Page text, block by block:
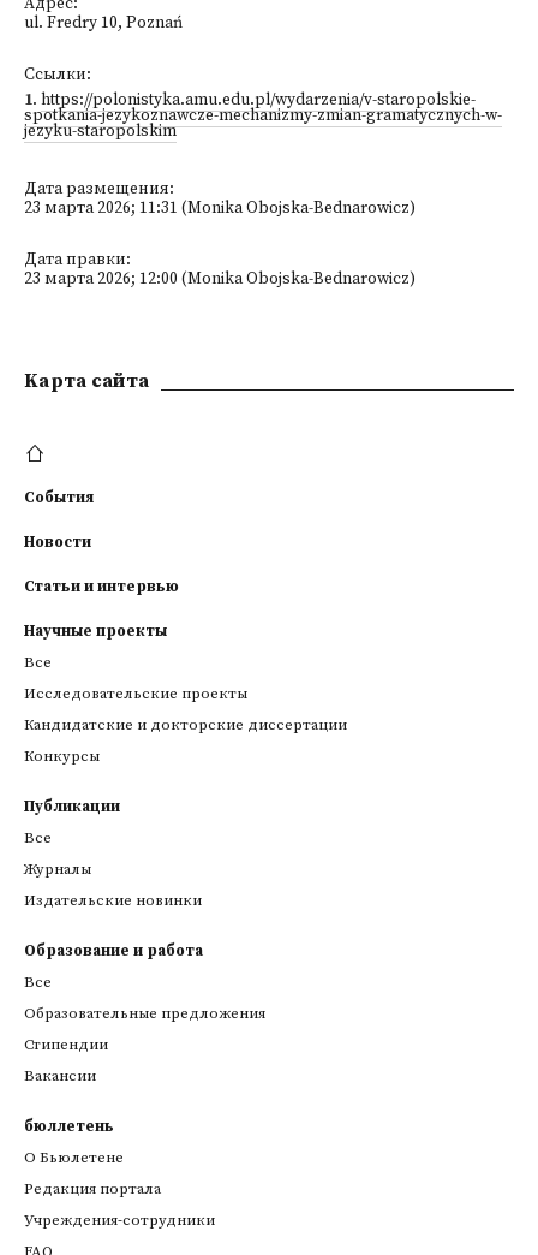
Адрес:
ul. Fredry 10, Poznań
Ссылки:
1. https://polonistyka.amu.edu.pl/wydarzenia/v-staropolskie-
spotkania-jezykoznawcze-mechanizmy-zmian-gramatycznych-w-
jezyku-staropolskim
Дата размещения:
23 марта 2026; 11:31 (Monika Obojska-Bednarowicz)
Дата правки:
23 марта 2026; 12:00 (Monika Obojska-Bednarowicz)
Kарта сайта
События
Новости
Статьи и интервью
Научные проекты
Все
Исследовательские проекты
Кандидатские и докторские диссертации
Конкурсы
Публикации
Все
Журналы
Издательские новинки
Образование и работа
Все
Образовательные предложения
Стипендии
Вакансии
бюллетень
О Бьюлетене
Редакция портала
Учреждения-сотрудники